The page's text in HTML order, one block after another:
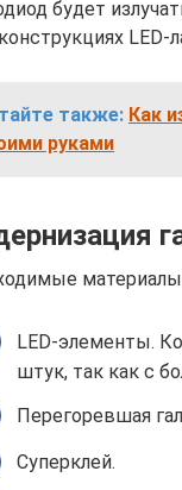
будет
LED-
также: Как
руками
LED-элементы.
штук, так как с
Перегоревшая
Суперклей.